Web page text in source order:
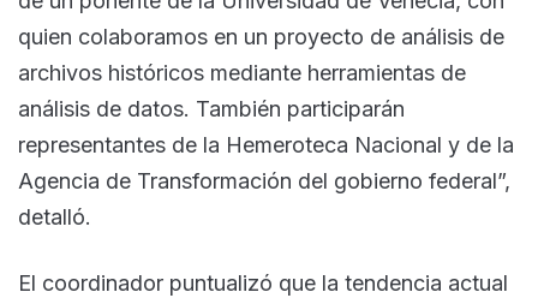
quien colaboramos en un proyecto de análisis de
archivos históricos mediante herramientas de
análisis de datos. También participarán
representantes de la Hemeroteca Nacional y de la
Agencia de Transformación del gobierno federal”,
detalló.
El coordinador puntualizó que la tendencia actual